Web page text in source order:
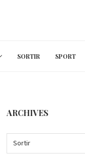
SORTIR SPORT
ARCHIVES